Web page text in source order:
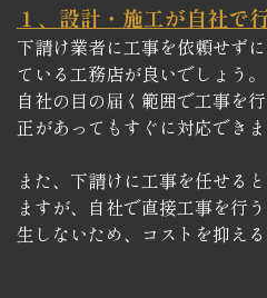
１、設計・施工が自社で
下請け業者に工事を依頼せず
ている工務店が良いでしょう。
自社の目の届く範囲で工事を
正があってもすぐに対応できま
また、下請けに工事を任せる
ますが、自社で直接工事を行
生しないため、コストを抑える